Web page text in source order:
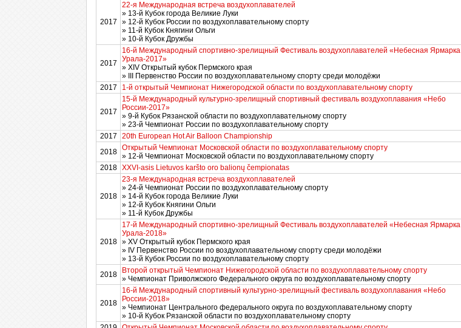
2017
22-я Международная встреча воздухоплавателей
» 13-й Кубок города Великие Луки
» 12-й Кубок России по воздухоплавательному спорту
» 11-й Кубок Княгини Ольги
» 10-й Кубок Дружбы
2017
16-й Международный спортивно-зрелищный Фестиваль воздухоплавателей «Небесная Ярмарка
Урала-2017»
» XIV Открытый кубок Пермского края
» III Первенство России по воздухоплавательному спорту среди молодёжи
2017 1-й открытый Чемпионат Нижегородской области по воздухоплавательному спорту
2017
15-й Международный культурно-зрелищный спортивный фестиваль воздухоплавания «Небо
России-2017»
» 9-й Кубок Рязанской области по воздухоплавательному спорту
» 23-й Чемпионат России по воздухоплавательному спорту
2017 20th European Hot Air Balloon Championship
2018
Открытый Чемпионат Московской области по воздухоплавательному спорту
» 12-й Чемпионат Московской области по воздухоплавательному спорту
2018
XXVI-asis Lietuvos karšto oro balionų čempionatas
2018
23-я Международная встреча воздухоплавателей
» 24-й Чемпионат России по воздухоплавательному спорту
» 14-й Кубок города Великие Луки
» 12-й Кубок Княгини Ольги
» 11-й Кубок Дружбы
2018
17-й Международный спортивно-зрелищный Фестиваль воздухоплавателей «Небесная Ярмарка
Урала-2018»
» XV Открытый кубок Пермского края
» IV Первенство России по воздухоплавательному спорту среди молодёжи
» 13-й Кубок России по воздухоплавательному спорту
2018
Второй открытый Чемпионат Нижегородской области по воздухоплавательному спорту
» Чемпионат Приволжского Федерального округа по воздухоплавательному спорту
2018
16-й Международный спортивный культурно-зрелищный фестиваль воздухоплавания «Небо
России-2018»
» Чемпионат Центрального федерального округа по воздухоплавательному спорту
» 10-й Кубок Рязанской области по воздухоплавательному спорту